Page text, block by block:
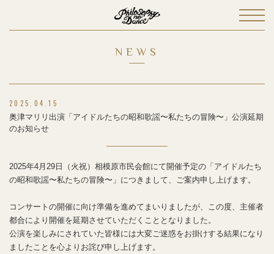
NEWS
2025.04.15
奥津マリリ出演「アイドルたちの昭和歌謡〜私たちの冒険〜」公演延期
のお知らせ
2025年4月29日（火祝）相模原市民会館にて開催予定の「アイドルたち
の昭和歌謡〜私たちの冒険〜」につきまして、ご案内申し上げます。
コンサートの開催に向け準備を進めてまいりましたが、この度、主催者
都合により開催を延期させていただくこととなりました。
公演を楽しみにされていた皆様には大変ご迷惑をお掛けする結果になり
ましたことを心よりお詫び申し上げます。